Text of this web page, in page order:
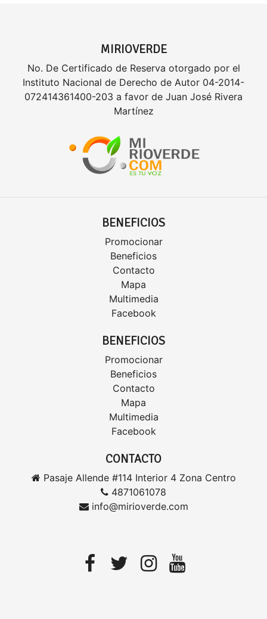
MIRIOVERDE
No. De Certificado de Reserva otorgado por el
Instituto Nacional de Derecho de Autor 04-2014-
072414361400-203 a favor de Juan José Rivera
Martínez
BENEFICIOS
Promocionar
Beneficios
Contacto
Mapa
Multimedia
Facebook
BENEFICIOS
Promocionar
Beneficios
Contacto
Mapa
Multimedia
Facebook
CONTACTO
Pasaje Allende #114 Interior 4 Zona Centro
4871061078
info@mirioverde.com